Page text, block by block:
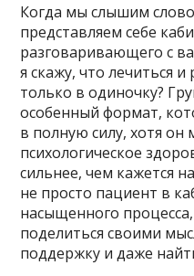
Когда мы слышим слово
представляем себе
разговаривающего с
я скажу, что лечиться
только в одиночку?
особенный формат,
в полную силу, хотя он
психологическое
сильнее, чем кажется
не просто пациент в
насыщенного
поделиться своими
поддержку и даже